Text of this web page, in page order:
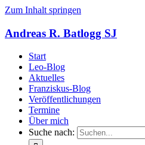
Zum Inhalt springen
Andreas R. Batlogg SJ
Start
Leo-Blog
Aktuelles
Franziskus-Blog
Veröffentlichungen
Termine
Über mich
Suche nach: